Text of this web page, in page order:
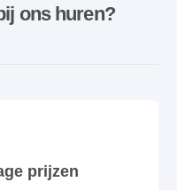
ons huren?
prijzen